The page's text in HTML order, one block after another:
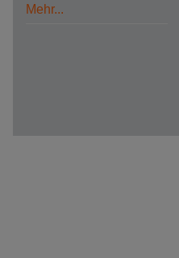
Mehr...